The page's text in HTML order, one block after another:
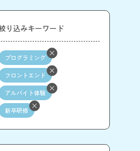
り込みキーワード
プログラミング
フロントエンド
アルバイト体験
新卒研修